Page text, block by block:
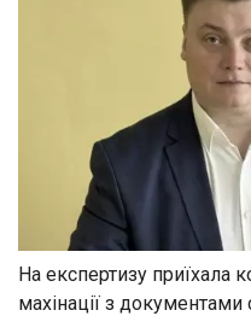
На експертизу приїхала
махінації з